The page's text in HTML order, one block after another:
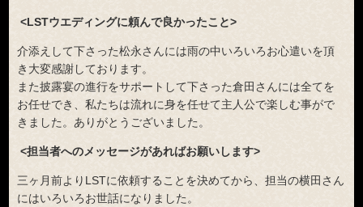
<LSTウエディングに頼んで良かったこと>
介添えして下さった松永さんには雨の中いろいろお心遣いを頂
き大変感謝しております。
また披露宴の進行をサポートして下さった倉田さんには全てを
お任せでき、私たちは流れに身を任せて主人公で楽しむ事がで
きました。ありがとうございました。
<担当者へのメッセージがあればお願いします>
三ヶ月前よりLSTに依頼することを決めてから、担当の横田さん
にはいろいろお世話になりました。